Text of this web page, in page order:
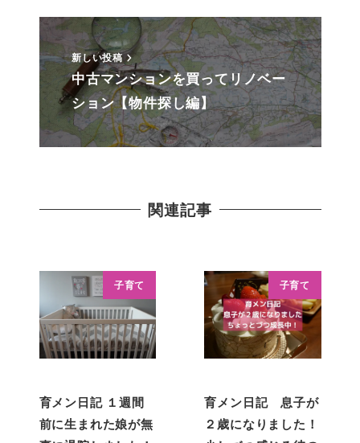
新しい投稿
中古マンションを買ってリノベー
ション【物件探し編】
関連記事
子育て
育メン日記 １週間
前に生まれた娘が無
子育て
育メン日記 息子が
２歳になりました！